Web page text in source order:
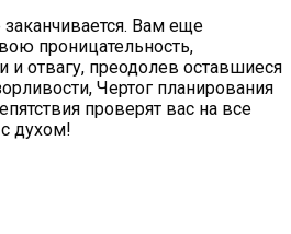
Вам еще
проницательность,
и отвагу, преодолев оставшиеся
Чертог планирования
проверят вас на все
с духом!